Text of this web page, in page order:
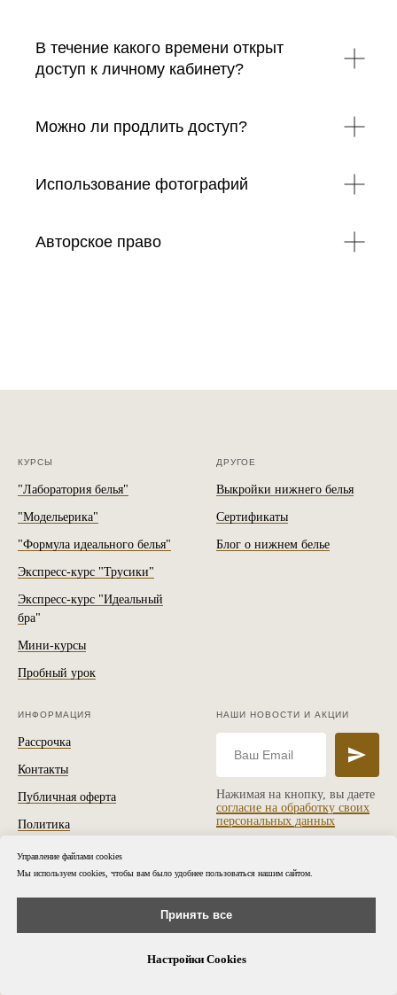
В течение какого времени открыт
доступ к личному кабинету?
Можно ли продлить доступ?
Использование фотографий
Авторское право
Управление файлами cookies
Мы используем cookies, чтобы вам было удобнее пользоваться нашим сайтом.
Принять все
Настройки Cookies
КУРСЫ
"Лаборатория белья"
"Модельерика"
"Формула идеального белья"
Экспресс-курс "Трусики"
Экспресс-курс "Идеальный
бра"
Мини-курсы
Пробный урок
ДРУГОЕ
Выкройки нижнего белья
Сертификаты
Блог о нижнем белье
ИНФОРМАЦИЯ
Рассрочка
Контакты
Публичная оферта
Политика
Согласие на обработку
НАШИ НОВОСТИ И АКЦИИ
Нажимая на кнопку, вы даете
согласие на обработку своих
персональных данных
ИП Садыкова Ю. Ш.